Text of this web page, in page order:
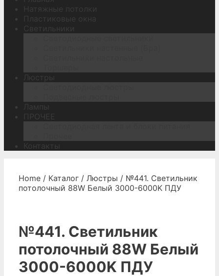
Натяжные потолки
Пластиковые окна
Светильники
Люстры
Лампы
ПРОЧЕЕ
Контакты
Home / Каталог / Люстры / №441. Светильник
потолочный 88W Белый 3000-6000K ПДУ
№441. Светильник
потолочный 88W Белый
3000-6000K ПДУ